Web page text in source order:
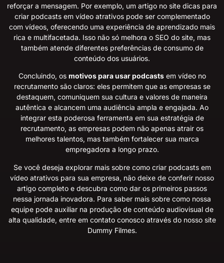
reforçar a mensagem. Por exemplo, um artigo no site dicas para
criar podcasts em vídeo atrativospode ser complementado
com vídeos, oferecendo uma experiência de aprendizado mais
rica e multifacetada. Isso não só melhora o SEO do site, mas
também atende diferentes preferências de consumo de
conteúdo dos usuários.
Concluindo, os motivos para usar podcastsem vídeo no
recrutamento são claros: eles permitem que as empresas se
destaquem, comuniquem sua cultura e valores de maneira
autêntica e alcancem uma audiência ampla e engajada. Ao
integrar esta poderosa ferramenta em sua estratégia de
recrutamento, as empresas podem não apenas atrair os
melhores talentos, mas também fortalecer sua marca
empregadora a longo prazo.
Se você deseja explorar mais sobre como criar podcasts em
vídeo atrativos para sua empresa, não deixe de conferir nosso
artigo completo e descubra como dar os primeiros passos
nessa jornada inovadora. Para saber mais sobre como nossa
equipe pode auxiliar na produção de conteúdo audiovisual de
alta qualidade, entre em contato conosco através do nosso site
Dummy Filmes.